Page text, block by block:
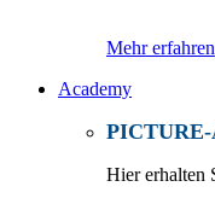
Mehr erfahren
Academy
PICTURE-
Hier erhalten